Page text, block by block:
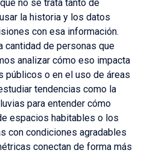
no se trata tanto de
la historia y los datos
con esa información.
cantidad de personas que
analizar cómo eso impacta
públicos o en el uso de áreas
tendencias como la
para entender cómo
espacios habitables o los
con condiciones agradables
conectan de forma más